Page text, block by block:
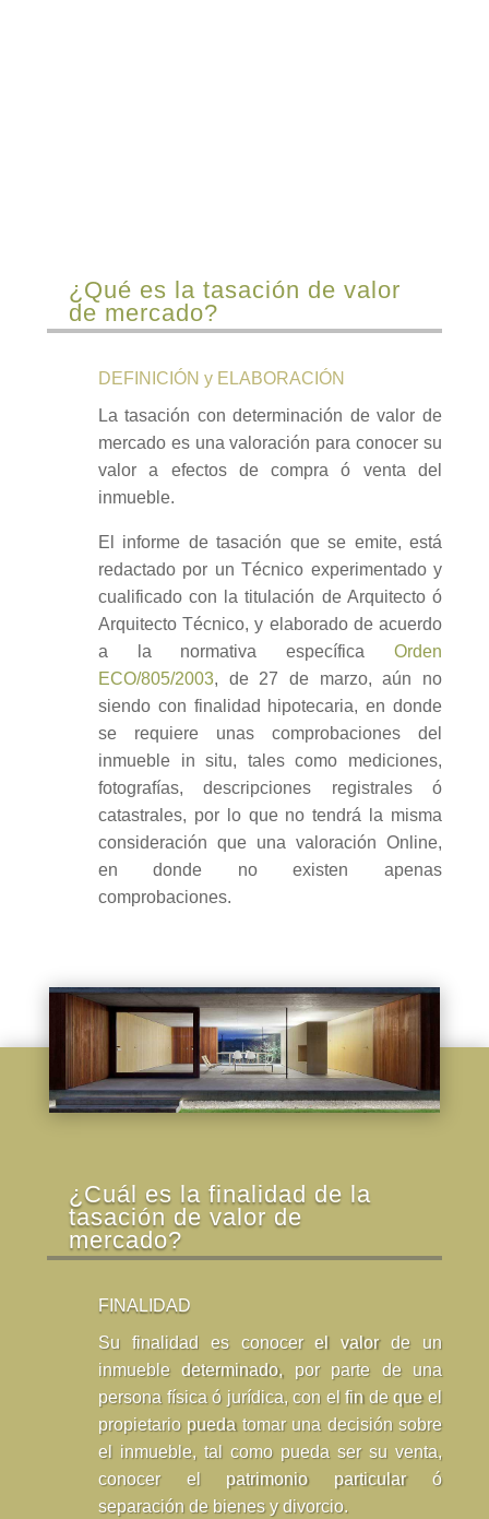
¿Qué es la tasación de valor
de mercado?
DEFINICIÓN y ELABORACIÓN
La tasación con determinación de valor de
mercado es una valoración para conocer su
valor a efectos de compra ó venta del
inmueble.
El informe de tasación que se emite, está
redactado por un Técnico experimentado y
cualificado con la titulación de Arquitecto ó
Arquitecto Técnico, y elaborado de acuerdo
a la normativa específica Orden
ECO/805/2003, de 27 de marzo, aún no
siendo con finalidad hipotecaria, en donde
se requiere unas comprobaciones del
inmueble in situ, tales como mediciones,
fotografías, descripciones registrales ó
catastrales, por lo que no tendrá la misma
consideración que una valoración Online,
en donde no existen apenas
comprobaciones.
¿Cuál es la finalidad de la
tasación de valor de
mercado?
FINALIDAD
Su finalidad es conocer el valor de un
inmueble determinado, por parte de una
persona física ó jurídica, con el fin de que el
propietario pueda tomar una decisión sobre
el inmueble, tal como pueda ser su venta,
conocer el patrimonio particular ó
separación de bienes y divorcio.